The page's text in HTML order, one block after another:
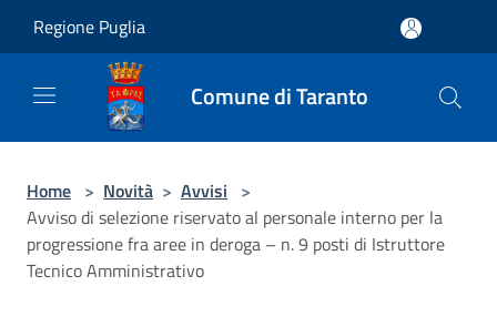
Regione Puglia
Comune di Taranto
Home > Novità > Avvisi >
Avviso di selezione riservato al personale interno per la
progressione fra aree in deroga – n. 9 posti di Istruttore
Tecnico Amministrativo